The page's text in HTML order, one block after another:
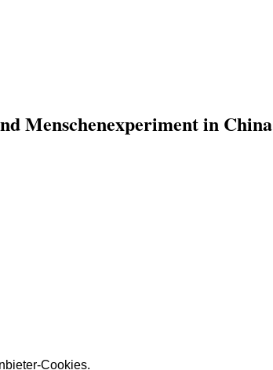
Menschenexperiment in China
Cookies.